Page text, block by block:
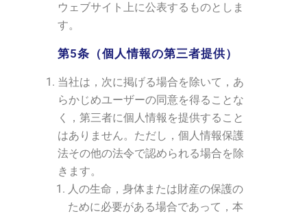
ウェブサイト上に公表するものとしま
す。
第5条（個人情報の第三者提供）
当社は，次に掲げる場合を除いて，あ
らかじめユーザーの同意を得ることな
く，第三者に個人情報を提供すること
はありません。ただし，個人情報保護
法その他の法令で認められる場合を除
きます。
人の生命，身体または財産の保護の
ために必要がある場合であって，本